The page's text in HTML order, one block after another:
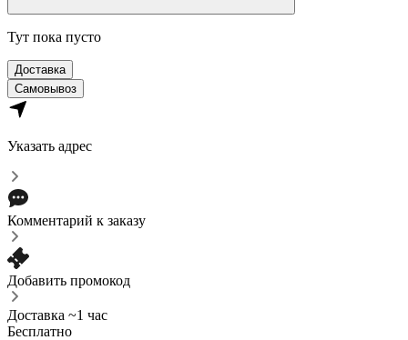
Тут пока пусто
Доставка
Самовывоз
Указать адрес
Комментарий к заказу
Добавить промокод
Доставка ~1 час
Бесплатно